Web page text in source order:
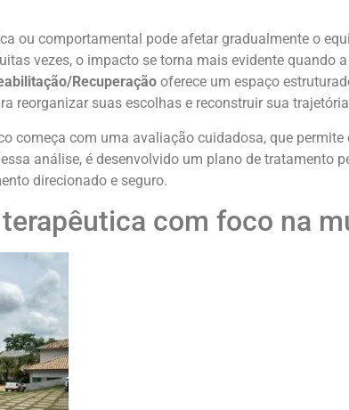
ou comportamental pode afetar gradualmente o
vezes, o impacto se torna mais evidente quando
Recuperação oferece um espaço
reorganizar suas escolhas e reconstruir sua
começa com uma avaliação cuidadosa, que
análise, é desenvolvido um plano de tratamento
direcionado e seguro.
com foco na